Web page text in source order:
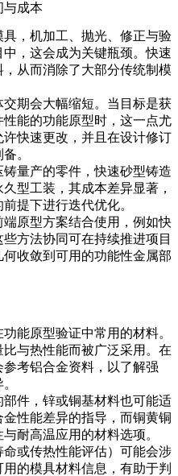
与成本
，机加工、抛光、修正与验
，这会成为关键瓶颈。快速
从而消除了大部分传统制模
期会大幅缩短。当目标是获
能的功能原型时，这一点尤
快速更改，并且在设计修订
。
铸量产的零件，快速砂型铸造
型工装，其成本差异显著，
提下进行迭代优化。
原型方案结合使用，例如快
些方法协同可在持续推进项目
收敛到可用的功能性金属部
能原型验证中常用的材料。
与热性能而被广泛采用。在
参考铝合金资料，以了解强
件，锌或铜基材料也可能适
金性能差异的指导，而铜黄铜
耐高温应用的材料选项。
或传热性能评估）可能会涉
用的模具材料信息，有助于判